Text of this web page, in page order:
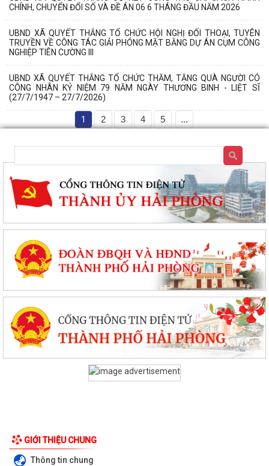
CHÍNH, CHUYỂN ĐỔI SỐ VÀ ĐỀ ÁN 06 6 THÁNG ĐẦU NĂM 2026
UBND XÃ QUYẾT THẮNG TỔ CHỨC HỘI NGHỊ ĐỐI THOẠI, TUYÊN
TRUYỀN VỀ CÔNG TÁC GIẢI PHÓNG MẶT BẰNG DỰ ÁN CỤM CÔNG
NGHIỆP TIÊN CƯỜNG III
UBND XÃ QUYẾT THẮNG TỔ CHỨC THĂM, TẶNG QUÀ NGƯỜI CÓ
CÔNG NHÂN KỶ NIỆM 79 NĂM NGÀY THƯƠNG BINH - LIỆT SĨ
(27/7/1947 – 27/7/2026)
1 2 3 4 5 ...
GIỚI THIỆU CHUNG
Thông tin chung